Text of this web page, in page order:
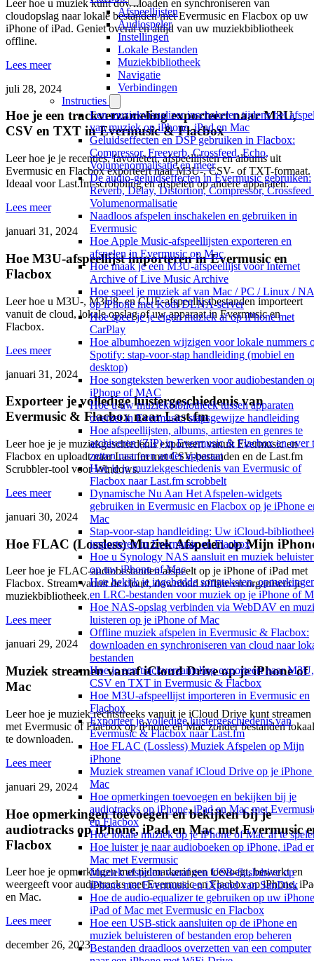
Afspeellijsten
Audiospeler
Instellingen
Lokale Bestanden
Muziekbibliotheek
Navigatie
Verbindingen
Instructies
Een muziekvisualizer inschakelen tijdens het
van muziek op iPhone, iPad en Mac
Geluidseffecten en DSP gebruiken in Flacbox:
Compressor, Freeverb, Crossfeed, Echo,
Volumenormalisatie en meer
De audio-geluidseffecten in Evermusic gebruiken:
Reverb, Delay, Distortion, Compressor, Crossfeed
Volumenormalisatie
Naadloos afspelen inschakelen en gebruiken in
Evermusic
Hoe Apple Music-afspeellijsten exporteren en
afspelen in Evermusic op Mac
Hoe maak je een M3U-afspeellijst voor Internet
Archive of Live Music Archive
Hoe speel je muziek af van Mac / PC / Linux /
op iPhone met Kodi DLNA-server
Hoe speel je je eigen muziek af op iPhone met
CarPlay
Hoe albumhoezen wijzigen voor lokale nummers
Spotify: stap-voor-stap handleiding (mobiel en
desktop)
Hoe songteksten bewerken voor audiobestanden
iPhone of MAC
Hoe u uw muziekbibliotheek tussen apparaten
overzet in Evermusic: stapsgewijze handleiding
Hoe afspeellijsten, albums, artiesten en genres te
archiveren (ZIP) in Evermusic & Flacbox en over
zetten naar een ander apparaat
Hoe je je muziekgeschiedenis van Evermusic of
Flacbox naar Last.fm scrobbelt
Dynamische Nu Aan Het Afspelen-widgets
gebruiken in Evermusic en Flacbox op je iPhone
Mac
Stap-voor-stap handleiding: Uw iCloud-
importeren in Evermusic en Flacbox
Hoe u Synology NAS aansluit en muziek
op uw iPhone of Mac
Hoe bekijk je ingebedde songteksten,
en LRC-bestanden voor muziek op je iPhone of
Hoe NAS-opslag verbinden via WebDAV en
luisteren op je iPhone of Mac
Offline muziek afspelen in Evermusic & Flacbox:
downloaden en synchroniseren van cloud naar
bestanden
Hoe je een trackverzameling exporteert naar M3U,
CSV en TXT in Evermusic & Flacbox
Hoe M3U-afspeellijst importeren in Evermusic en
Flacbox
Exporteer je volledige luistergeschiedenis van
Evermusic & Flacbox naar Last.fm
Hoe FLAC (Lossless) Muziek Afspelen op Mijn
iPhone
Muziek streamen vanaf iCloud Drive op je
Mac
Hoe opmerkingen toevoegen en bekijken bij je
audiotracks op iPhone, iPad en Mac met
en Flacbox
Hoe lokale muziek op je iPhone of Mac af te
Hoe luister je naar audioboeken op iPhone, iPad
Mac met Evermusic
Muziek afspelen vanaf een USB-flashdrive op
iPhone met Evermusic en iXpand van SanDisk
Hoe de audio-equalizer te gebruiken op uw
iPad of Mac met Evermusic en Flacbox
Hoe een USB-stick aansluiten op de iPhone en
muziek beluisteren of bestanden erop beheren
Bestanden draadloos overzetten van een computer
Leer hoe u muziek kunt downloaden en synchroniseren van
cloudopslag naar lokale bestanden met Evermusic en Flacbox op uw
iPhone of iPad. Geniet overal en altijd van uw muziekbibliotheek
offline.
Lees meer
juli 28, 2024
Hoe je een trackverzameling exporteert naar M3U,
CSV en TXT in Evermusic & Flacbox
Leer hoe je je recenties, favorieten, afspeellijsten en albums uit
Evermusic en Flacbox exporteert naar M3U-, CSV- of TXT-formaat.
Ideaal voor Last.fm-scrobbling en afspelen op andere apparaten.
Lees meer
januari 31, 2024
Hoe M3U-afspeellijst importeren in Evermusic en
Flacbox
Leer hoe u M3U-, M3U8- en CUE-afspeellijstbestanden importeert
vanuit de cloud, lokale opslag of uw apparaat in Evermusic en
Flacbox.
Lees meer
januari 31, 2024
Exporteer je volledige luistergeschiedenis van
Evermusic & Flacbox naar Last.fm
Leer hoe je je muziekgeschiedenis exporteert vanuit Evermusic en
Flacbox en uploadt naar Last.fm met CSV-bestanden en de Last.fm
Scrubbler-tool voor Windows.
Lees meer
januari 30, 2024
Hoe FLAC (Lossless) Muziek Afspelen op Mijn
Leer hoe je FLAC-audiobestanden afspeelt op je iPhone of iPad met
Flacbox. Stream vanuit de cloud, download offline en organiseer je
muziekbibliotheek.
Lees meer
januari 29, 2024
Muziek streamen vanaf iCloud Drive op je iPhone of
Mac
Leer hoe je muziek rechtstreeks vanuit je iCloud Drive kunt streamen
met Evermusic of Flacbox op iPhone en Mac zonder bestanden lokaal
te downloaden.
Lees meer
januari 29, 2024
Hoe opmerkingen toevoegen en bekijken bij je
audiotracks op iPhone, iPad en Mac met Evermusic
Flacbox
Leer hoe je opmerkingen met tijdmarkeringen toevoegt, bewerkt en
weergeeft voor audiotracks met Evermusic en Flacbox op iPhone,
en Mac.
Lees meer
december 26, 2023